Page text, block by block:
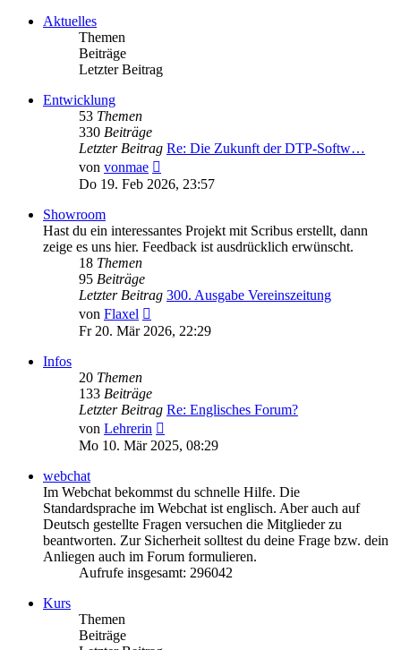
Aktuelles
Themen
Beiträge
Letzter Beitrag
Entwicklung
53 Themen
330 Beiträge
Letzter Beitrag Re: Die Zukunft der DTP-Softw…
von vonmae
Beitrag
Do 19. Feb 2026, 23:57
Showroom
Hast du ein interessantes Projekt mit Scribus erstellt, dann
zeige es uns hier. Feedback ist ausdrücklich erwünscht.
18 Themen
95 Beiträge
Letzter Beitrag 300. Ausgabe Vereinszeitung
von Flaxel
Beitrag
Fr 20. Mär 2026, 22:29
Infos
20 Themen
133 Beiträge
Letzter Beitrag Re: Englisches Forum?
von Lehrerin
Beitrag
Mo 10. Mär 2025, 08:29
webchat
Im Webchat bekommst du schnelle Hilfe. Die
Standardsprache im Webchat ist englisch. Aber auch auf
Deutsch gestellte Fragen versuchen die Mitglieder zu
beantworten. Zur Sicherheit solltest du deine Frage bzw. dein
Anliegen auch im Forum formulieren.
Aufrufe insgesamt: 296042
Kurs
Themen
Beiträge